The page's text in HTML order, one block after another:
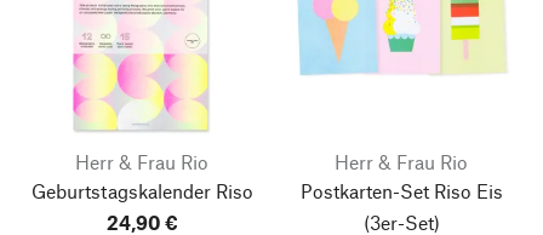
Herr & Frau Rio
Geburtstagskalender Riso
24,90 €
Herr & Frau Rio
Postkarten-Set Riso Eis
(3er-Set)